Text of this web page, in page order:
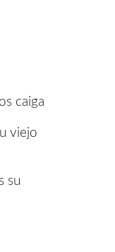
caiga
viejo
su